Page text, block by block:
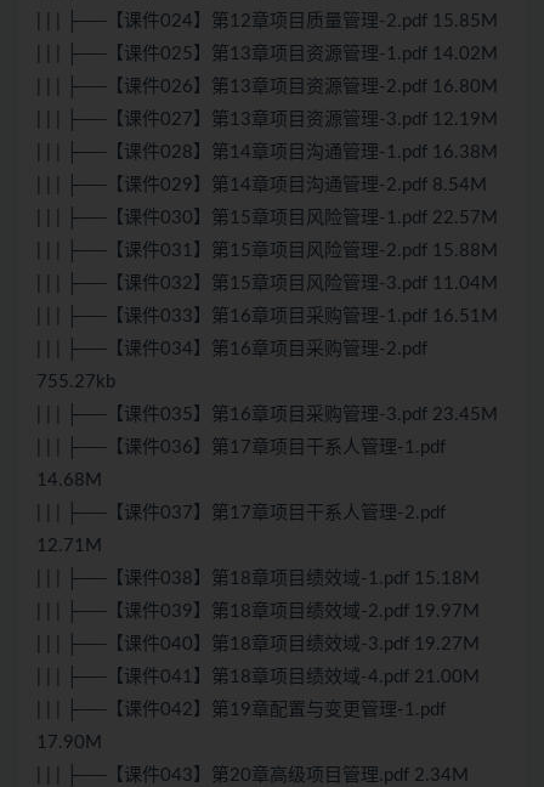
| | | ├──【课件024】第12章项目质量管理-2.pdf 15.85M
| | | ├──【课件025】第13章项目资源管理-1.pdf 14.02M
| | | ├──【课件026】第13章项目资源管理-2.pdf 16.80M
| | | ├──【课件027】第13章项目资源管理-3.pdf 12.19M
| | | ├──【课件028】第14章项目沟通管理-1.pdf 16.38M
| | | ├──【课件029】第14章项目沟通管理-2.pdf 8.54M
| | | ├──【课件030】第15章项目风险管理-1.pdf 22.57M
| | | ├──【课件031】第15章项目风险管理-2.pdf 15.88M
| | | ├──【课件032】第15章项目风险管理-3.pdf 11.04M
| | | ├──【课件033】第16章项目采购管理-1.pdf 16.51M
| | | ├──【课件034】第16章项目采购管理-2.pdf
755.27kb
| | | ├──【课件035】第16章项目采购管理-3.pdf 23.45M
| | | ├──【课件036】第17章项目干系人管理-1.pdf
14.68M
| | | ├──【课件037】第17章项目干系人管理-2.pdf
12.71M
| | | ├──【课件038】第18章项目绩效域-1.pdf 15.18M
| | | ├──【课件039】第18章项目绩效域-2.pdf 19.97M
| | | ├──【课件040】第18章项目绩效域-3.pdf 19.27M
| | | ├──【课件041】第18章项目绩效域-4.pdf 21.00M
| | | ├──【课件042】第19章配置与变更管理-1.pdf
17.90M
| | | ├──【课件043】第20章高级项目管理.pdf 2.34M